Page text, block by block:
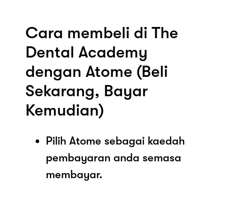
Cara membeli di The
Dental Academy
dengan Atome (Beli
Sekarang, Bayar
Kemudian)
Pilih Atome sebagai kaedah
pembayaran anda semasa
membayar.